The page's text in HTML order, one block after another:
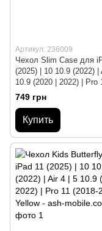
Артикул: 236009
Чехол Slim Case для
(2025) | 10 10.9 (2022) |
10.9 (2020 | 2022) | Pro
(2018-2025) Spider Man
749 грн
Купить